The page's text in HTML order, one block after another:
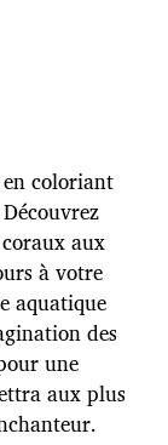
coloriant
aux
à votre
aquatique
des
une
aux plus